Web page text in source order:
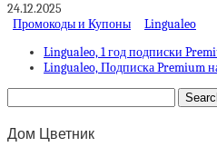
24.12.2025
Промокоды и Купоны
Lingualeo
Lingualeo, 1 год подписки
Lingualeo, Подписка Premium
Дом Цветник